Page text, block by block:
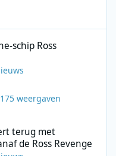
schip Ross
175 weergaven
terug met
de Ross Revenge